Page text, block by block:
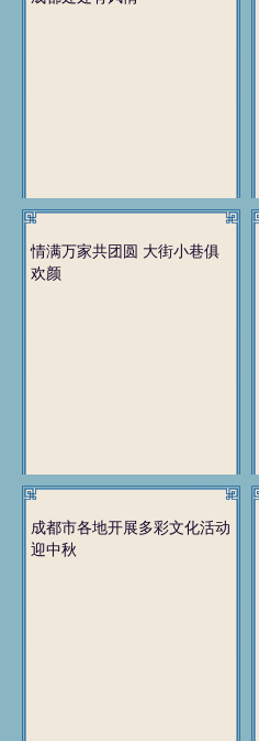
情满万家共团圆 大街小巷俱
欢颜
成都市各地开展多彩文化活动
迎中秋